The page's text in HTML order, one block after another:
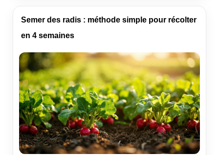
une levée rapide et régulière. Voici notre protocole
coopératif, éprouvé dans les jardins comme en
Semer des radis : méthode simple pour récolter
en 4 semaines